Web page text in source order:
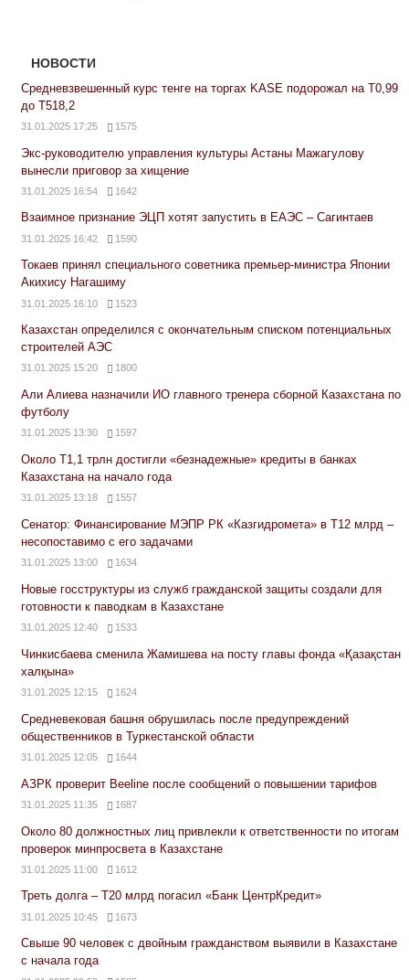
НОВОСТИ
Средневзвешенный курс тенге на торгах KASE подорожал на Т0,99
до Т518,2
31.01.2025 17:25 1575
Экс-руководителю управления культуры Астаны Мажагулову
вынесли приговор за хищение
31.01.2025 16:54 1642
Взаимное признание ЭЦП хотят запустить в ЕАЭС – Сагинтаев
31.01.2025 16:42 1590
Токаев принял специального советника премьер-министра Японии
Акихису Нагашиму
31.01.2025 16:10 1523
Казахстан определился с окончательным списком потенциальных
строителей АЭС
31.01.2025 15:20 1800
Али Алиева назначили ИО главного тренера сборной Казахстана по
футболу
31.01.2025 13:30 1597
Около Т1,1 трлн достигли «безнадежные» кредиты в банках
Казахстана на начало года
31.01.2025 13:18 1557
Сенатор: Финансирование МЭПР РК «Казгидромета» в Т12 млрд –
несопоставимо с его задачами
31.01.2025 13:00 1634
Новые госструктуры из служб гражданской защиты создали для
готовности к паводкам в Казахстане
31.01.2025 12:40 1533
Чинкисбаева сменила Жамишева на посту главы фонда «Қазақстан
халқына»
31.01.2025 12:15 1624
Средневековая башня обрушилась после предупреждений
общественников в Туркестанской области
31.01.2025 12:05 1644
АЗРК проверит Beeline после сообщений о повышении тарифов
31.01.2025 11:35 1687
Около 80 должностных лиц привлекли к ответственности по итогам
проверок минпросвета в Казахстане
31.01.2025 11:00 1612
Треть долга – Т20 млрд погасил «Банк ЦентрКредит»
31.01.2025 10:45 1673
Свыше 90 человек с двойным гражданством выявили в Казахстане
с начала года